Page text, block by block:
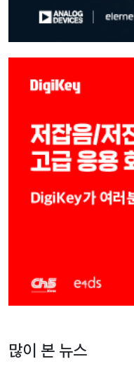
많이 본 뉴스